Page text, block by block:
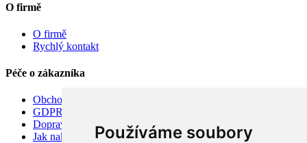
Používáme soubory
O firmě
O firmě
Rychlý kontakt
Péče o zákazníka
Obchodní podmínky
GDPR
Doprava
Jak nakupovat